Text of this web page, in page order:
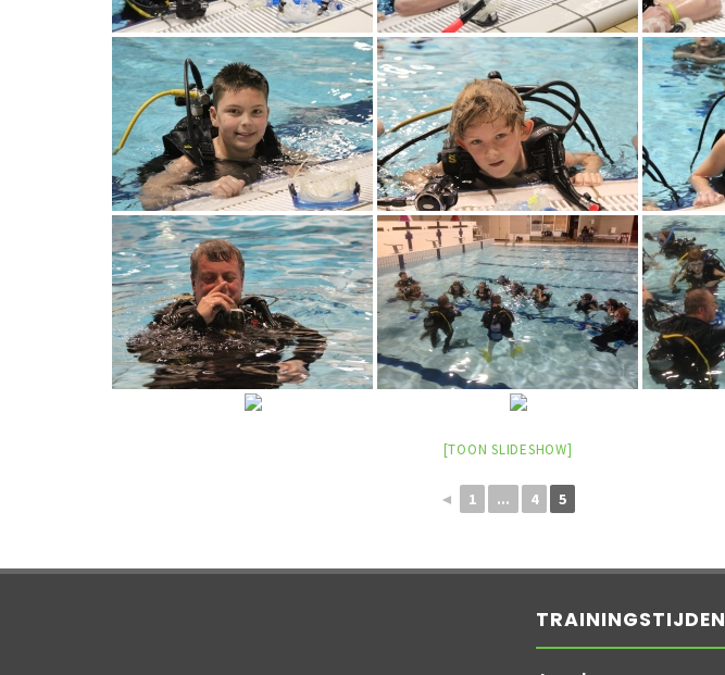
[TOON SLIDESHOW]
◄ 1 ... 4 5
TRAININGSTIJDEN